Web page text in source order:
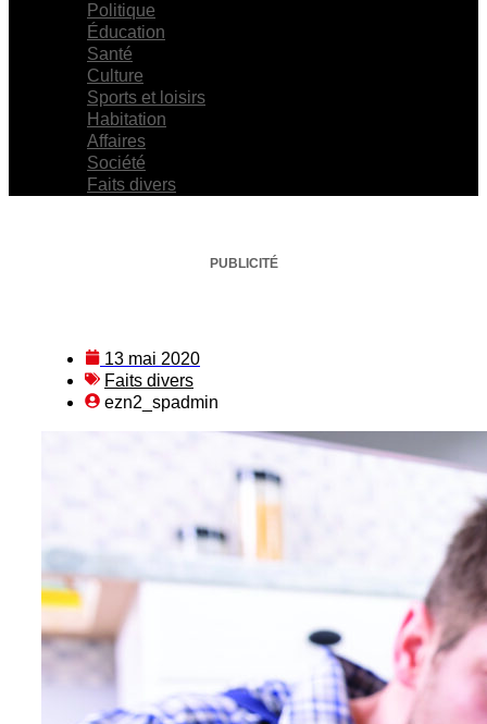
Politique
Éducation
Santé
Culture
Sports et loisirs
Habitation
Affaires
Société
Faits divers
PUBLICITÉ
13 mai 2020
Faits divers
ezn2_spadmin